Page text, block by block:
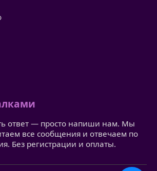
ответ — просто напиши нам. Мы
все сообщения и отвечаем по
Без регистрации и оплаты.